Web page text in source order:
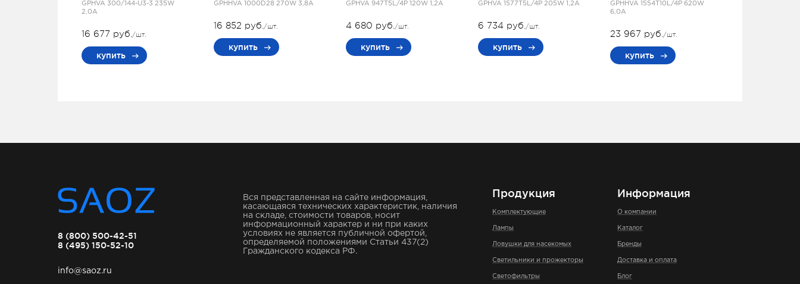
GPHVA 300/144-U3-3 235W
2,0A
16 677 руб./шт.
купить
GPHHVA 1000D28 270W 3,8A
16 852 руб./шт.
купить
GPHVA 947T5L/4P 120W 1,2A
4 680 руб./шт.
купить
GPHVA 1577T5L/4P 205W 1,2A
6 734 руб./шт.
купить
GPHHVA 1554T10L/4P 620W
6,0A
23 967 руб./шт.
купить
8 (800) 500-42-51
8 (495) 150-52-10
info@saoz.ru
Вся представленная на сайте информация,
касающаяся технических характеристик, наличия
на складе, стоимости товаров, носит
информационный характер и ни при каких
условиях не является публичной офертой,
определяемой положениями Статьи 437(2)
Гражданского кодекса РФ.
Продукция
Комплектующие
Лампы
Ловушки для насекомых
Светильники и прожекторы
Светофильтры
Информация
О компании
Каталог
Бренды
Доставка и оплата
Блог